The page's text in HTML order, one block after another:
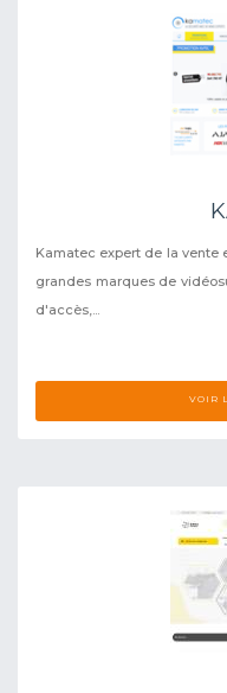
Kamatec expert de la vente
grandes marques de
d'accès,...
VOIR